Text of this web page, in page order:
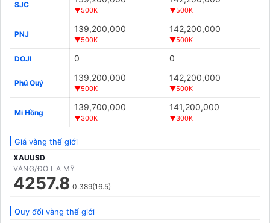
SJC
▼500K ▼500K
PNJ
139,200,000
▼500K
142,200,000
▼500K
DOJI 0 0
Phú Quý
139,200,000
▼500K
142,200,000
▼500K
Mi Hồng
139,700,000
▼300K
141,200,000
▼300K
Giá vàng thế giới
XAUUSD
VÀNG/ĐÔ LA MỸ
4257.8 0.389(16.5)
Quy đổi vàng thế giới